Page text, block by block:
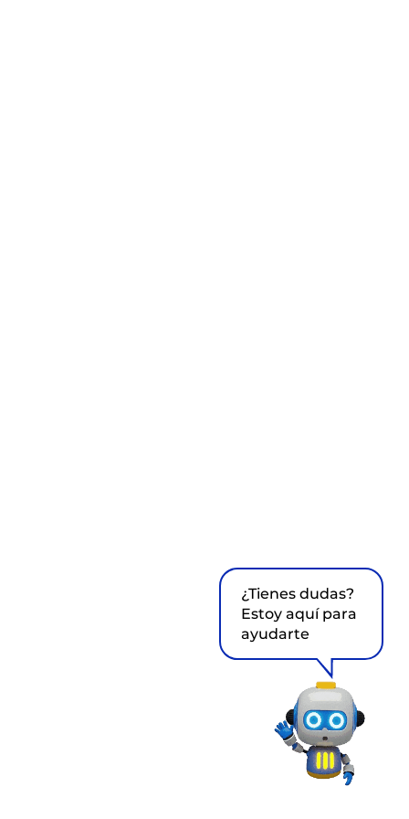
¿Tienes dudas?
Estoy aquí para
ayudarte